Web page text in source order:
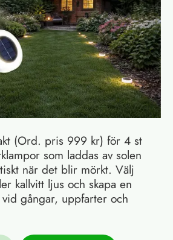
(Ord. pris 999 kr) för 4 st
som laddas av solen
när det blir mörkt. Välj
kallvitt ljus och skapa en
gångar, uppfarter och